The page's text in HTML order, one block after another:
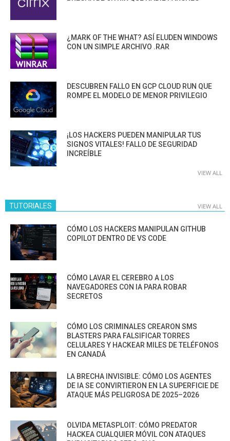
¿MARK OF THE WHAT? ASÍ ELUDEN WINDOWS
CON UN SIMPLE ARCHIVO .RAR
DESCUBREN FALLO EN GCP CLOUD RUN QUE
ROMPE EL MODELO DE MENOR PRIVILEGIO
¡LOS HACKERS PUEDEN MANIPULAR TUS
SIGNOS VITALES! FALLO DE SEGURIDAD
INCREÍBLE
VIEW ALL
TUTORIALES VIEW ALL
CÓMO LOS HACKERS MANIPULAN GITHUB
COPILOT DENTRO DE VS CODE
CÓMO LAVAR EL CEREBRO A LOS
NAVEGADORES CON IA PARA ROBAR
SECRETOS
CÓMO LOS CRIMINALES CREARON SMS
BLASTERS PARA FALSIFICAR TORRES
CELULARES Y HACKEAR MILES DE TELÉFONOS
EN CANADÁ
LA BRECHA INVISIBLE: CÓMO LOS AGENTES
DE IA SE CONVIRTIERON EN LA SUPERFICIE DE
ATAQUE MÁS PELIGROSA DE 2025–2026
OLVIDA METASPLOIT: CÓMO PREDATOR
HACKEA CUALQUIER MÓVIL CON ATAQUES